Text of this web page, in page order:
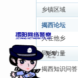
乡镇区域
揭西论坛
人在他乡
同乡力量
揭西知识问答